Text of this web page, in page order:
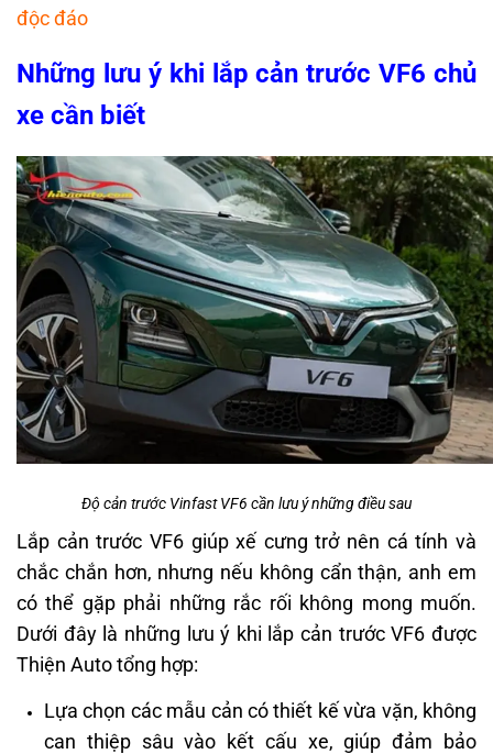
độc đáo
Những lưu ý khi lắp cản trước VF6 chủ
xe cần biết
Độ cản trước Vinfast VF6 cần lưu ý những điều sau
Lắp cản trước VF6 giúp xế cưng trở nên cá tính và
chắc chắn hơn, nhưng nếu không cẩn thận, anh em
có thể gặp phải những rắc rối không mong muốn.
Dưới đây là những lưu ý khi lắp cản trước VF6 được
Thiện Auto tổng hợp:
Lựa chọn các mẫu cản có thiết kế vừa vặn, không
can thiệp sâu vào kết cấu xe, giúp đảm bảo